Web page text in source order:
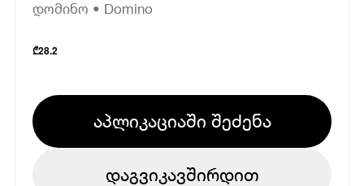
დომინო • Domino
₾28.2
აპლიკაციაში შეძენა
დაგვიკავშირდით